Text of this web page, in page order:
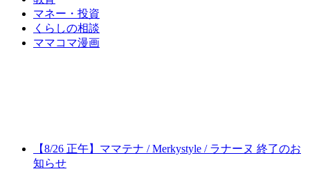
マネー・投資
くらしの相談
ママコマ漫画
【8/26 正午】ママテナ / Merkystyle / ラナーヌ 終了のお
知らせ